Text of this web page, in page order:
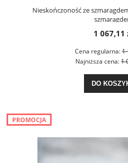
Nieskończoność ze
1 067,11
Cena regularna:1
Najniższa cena:1
DO
PROMOCJA